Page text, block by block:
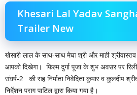
Khesari Lal Yadav
Trailer New
खेसारी लाल के साथ-साथ मेघा श्री और माही
आपको दिखेगा। फिल्म दुर्गा पूजा के शुभ अवसर पर
संघर्ष-2 की सह निर्माता निवेदिता कुमार व कुलदीप
निर्देशन पराग पाटिल द्वारा किया गया है।